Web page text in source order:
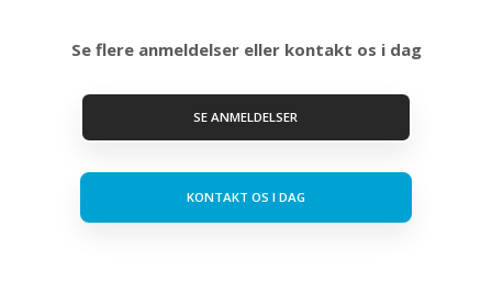
Se flere anmeldelser eller kontakt os i dag
SE ANMELDELSER
KONTAKT OS I DAG